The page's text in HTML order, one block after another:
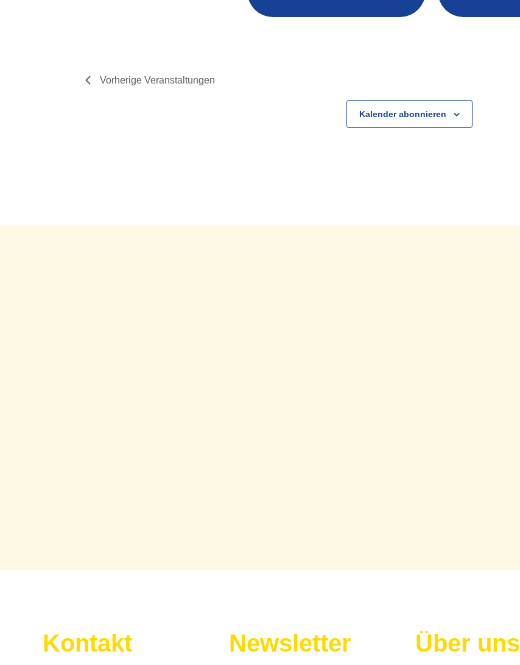
Vorherige Veranstaltungen
Kalender abonnieren
Kontakt Newsletter Über uns